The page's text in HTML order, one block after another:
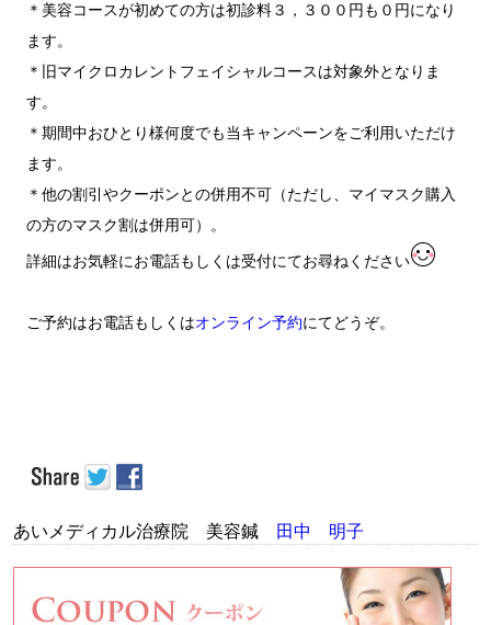
＊美容コースが初めての方は初診料３，３００円も０円になり
ます。
＊旧マイクロカレントフェイシャルコースは対象外となりま
す。
＊期間中おひとり様何度でも当キャンペーンをご利用いただけ
ます。
＊他の割引やクーポンとの併用不可（ただし、マイマスク購入
の方のマスク割は併用可）。
詳細はお気軽にお電話もしくは受付にてお尋ねください
ご予約はお電話もしくはオンライン予約にてどうぞ。
あいメディカル治療院 美容鍼 田中 明子